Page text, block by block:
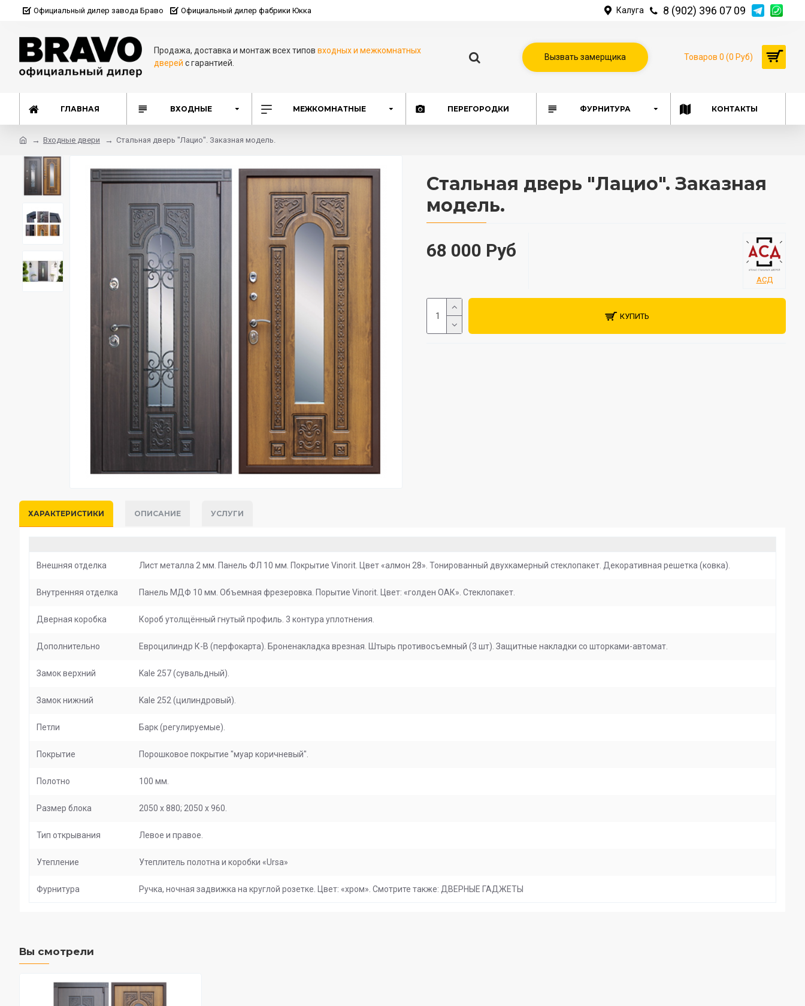
Официальный дилер завода Браво Официальный дилер фабрики Юкка Калуга 8 (902) 396 07 09
Продажа, доставка и монтаж всех типоввходных и межкомнатных
дверей с гарантией.
Вызвать замерщика Товаров 0 (0 Руб)
ГЛАВНАЯ ВХОДНЫЕ МЕЖКОМНАТНЫЕ ПЕРЕГОРОДКИ ФУРНИТУРА КОНТАКТЫ
Входные двери Стальная дверь "Лацио". Заказная модель.
Стальная дверь "Лацио". Заказная
модель.
68 000 Руб
АСД
КУПИТЬ
ХАРАКТЕРИСТИКИ ОПИСАНИЕ УСЛУГИ
Внешняя отделка Лист металла 2 мм. Панель ФЛ 10 мм. Покрытие Vinorit. Цвет «алмон 28». Тонированный двухкамерный стеклопакет. Декоративная решетка (ковка).
Внутренняя отделка Панель МДФ 10 мм. Объемная фрезеровка. Порытие Vinorit. Цвет: «голден ОАК». Стеклопакет.
Дверная коробка Короб утолщённый гнутый профиль. 3 контура уплотнения.
Дополнительно Евроцилиндр К-В (перфокарта). Броненакладка врезная. Штырь противосъемный (3 шт). Защитные накладки со шторками-автомат.
Замок верхний Kale 257 (сувальдный).
Замок нижний Kale 252 (цилиндровый).
Петли Барк (регулируемые).
Покрытие Порошковое покрытие "муар коричневый".
Полотно 100 мм.
Размер блока 2050 х 880; 2050 х 960.
Тип открывания Левое и правое.
Утепление Утеплитель полотна и коробки «Ursa»
Фурнитура Ручка, ночная задвижка на круглой розетке. Цвет: «хром». Смотрите также: ДВЕРНЫЕ ГАДЖЕТЫ
Вы смотрели